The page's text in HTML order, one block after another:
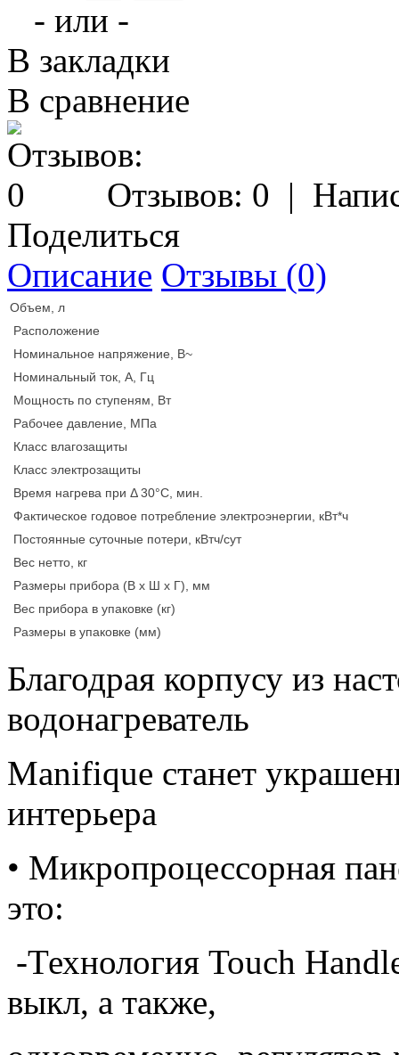
- или -
В закладки
В сравнение
Отзывов: 0 |
Поделиться
Описание Отзывы (0)
Объем, л
Расположение
Номинальное напряжение, В~
Номинальный ток, А, Гц
Мощность по ступеням, Вт
Рабочее давление, МПа
Класс влагозащиты
Класс электрозащиты
Время нагрева при Δ 30°С, мин.
Фактическое годовое потребление электроэнергии, кВт*ч
Постоянные суточные потери, кВтч/сут
Вес нетто, кг
Размеры прибора (В x Ш x Г), мм
Вес прибора в упаковке (кг)
Размеры в упаковке (мм)
Благодрая корпусу из
водонагреватель
Manifique станет
интерьера
• Микропроцессорная
это:
-Технология Touch
выкл, а также,